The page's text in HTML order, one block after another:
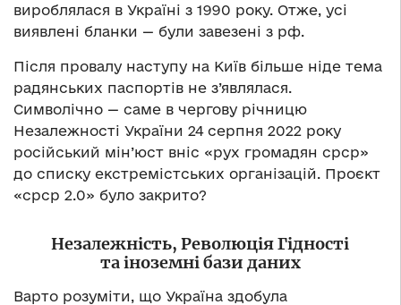
вироблялася в Україні з 1990 року. Отже, усі
виявлені бланки — були завезені з рф.
Після провалу наступу на Київ більше ніде тема
радянських паспортів не з’являлася.
Символічно — саме в чергову річницю
Незалежності України 24 серпня 2022 року
російський мін’юст вніс «рух громадян срср»
до списку екстремістських організацій. Проєкт
«срср 2.0» було закрито?
Незалежність, Революція Гідності
та іноземні бази даних
Варто розуміти, що Україна здобула